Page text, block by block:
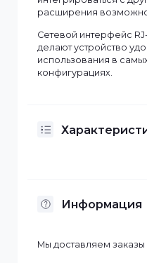
Устройство
разделением на 4
мониторинга
Мощная
обеспечивается
интегрироваться с
использования в
конфигурациях.